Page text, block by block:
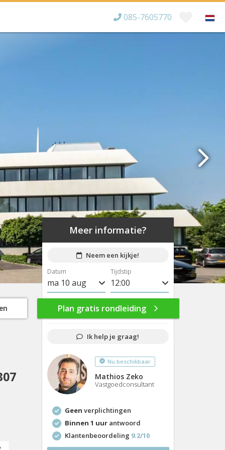
085-7605770
Bereikbaar tot
Meer informatie?
Neem een kijkje!
Datum
ma 10 aug
di 11 aug
wo 12 aug
do 13 aug
vr 14 aug
ma 17 aug
wo 19 aug
do 20 aug
Tijdstip
8:00
8:30
9:00
9:30
10:00
10:30
11:30
Plan gratis rondleiding
Ik help je graag!
Nu beschikbaar
Mathios Zeko
Vastgoedconsultant
Geen verplichtingen
Binnen 1 uurantwoord
Klantenbeoordeling 9.2/10